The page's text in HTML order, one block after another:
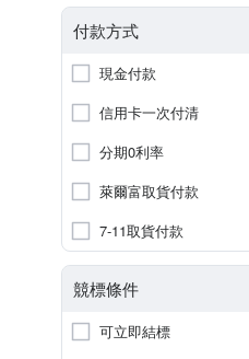
付款方式
現金付款
信用卡一次付清
分期0利率
萊爾富取貨付款
7-11取貨付款
競標條件
可立即結標